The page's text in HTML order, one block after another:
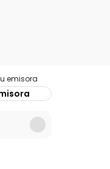
emisora